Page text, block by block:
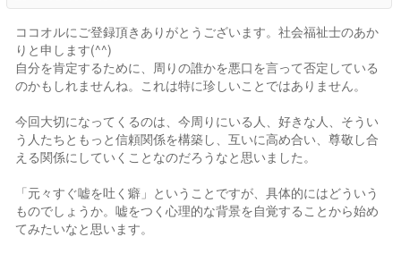
ココオルにご登録頂きありがとうございます。社会福祉士のあか
りと申します(^^)
自分を肯定するために、周りの誰かを悪口を言って否定している
のかもしれませんね。これは特に珍しいことではありません。
今回大切になってくるのは、今周りにいる人、好きな人、そうい
う人たちともっと信頼関係を構築し、互いに高め合い、尊敬し合
える関係にしていくことなのだろうなと思いました。
「元々すぐ嘘を吐く癖」ということですが、具体的にはどういう
ものでしょうか。嘘をつく心理的な背景を自覚することから始め
てみたいなと思います。